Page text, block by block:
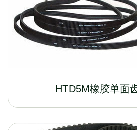
HTD5M橡胶单面